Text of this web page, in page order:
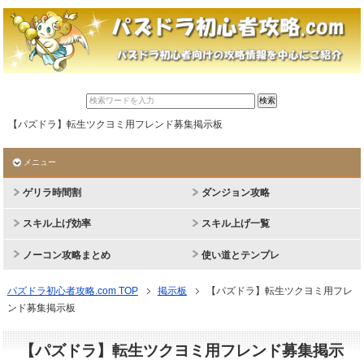
【パズドラ】転生ツクヨミ用フレンド募集掲示板
メニュー
ゲリラ時間割 ダンジョン攻略
スキル上げ効率 スキル上げ一覧
ノーコン攻略まとめ 使い道とテンプレ
パズドラ初心者攻略.com TOP 掲示板
【パズドラ】転生ツクヨミ用フレ
ンド募集掲示板
【パズドラ】転生ツクヨミ用フレンド募集掲示